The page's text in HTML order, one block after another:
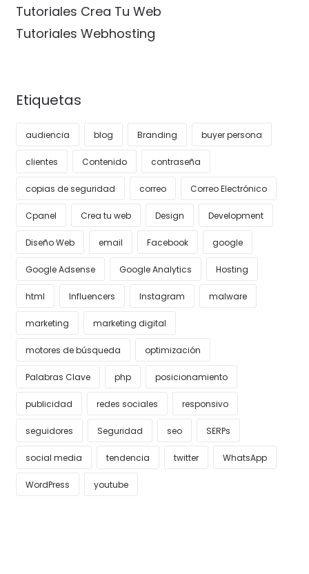
Tutoriales Crea Tu Web
Tutoriales Webhosting
Etiquetas
audiencia blog Branding buyer persona
clientes Contenido contraseña
copias de seguridad correo Correo Electrónico
Cpanel Crea tu web Design Development
Diseño Web email Facebook google
Google Adsense Google Analytics Hosting
html Influencers Instagram malware
marketing marketing digital
motores de búsqueda optimización
Palabras Clave php posicionamiento
publicidad redes sociales responsivo
seguidores Seguridad seo SERPs
social media tendencia twitter WhatsApp
WordPress youtube